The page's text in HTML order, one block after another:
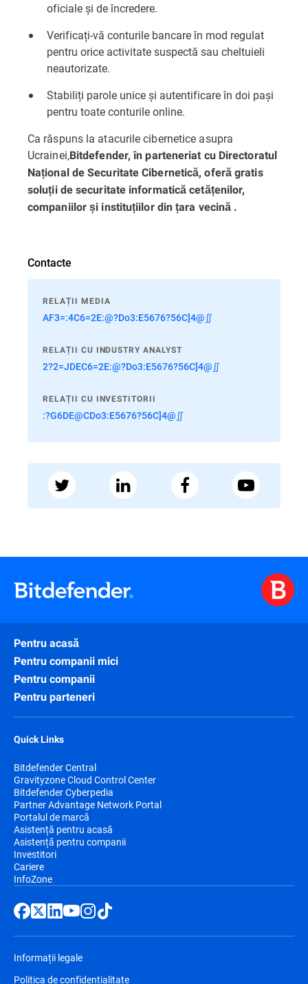
oficiale și de încredere.
Verificați-vă conturile bancare în mod regulat
pentru orice activitate suspectă sau cheltuieli
neautorizate.
Stabiliți parole unice și autentificare în doi pași
pentru toate conturile online.
Ca răspuns la atacurile cibernetice asupra
Ucrainei,Bitdefender, în parteneriat cu Directoratul
Național de Securitate Cibernetică, oferă gratis
soluții de securitate informatică cetățenilor,
companiilor și instituțiilor din țara vecină .
Contacte
RELAȚII MEDIA
AF3=:4C6=2E:@?Do3:E5676?56C]4@∬
RELAȚII CU INDUSTRY ANALYST
2?2=JDEC6=2E:@?Do3:E5676?56C]4@∬
RELAȚII CU INVESTITORII
:?G6DE@CDo3:E5676?56C]4@∬
Pentru acasă
Pentru companii mici
Pentru companii
Pentru parteneri
Quick Links
Bitdefender Central
Gravityzone Cloud Control Center
Bitdefender Cyberpedia
Partner Advantage Network Portal
Portalul de marcă
Asistență pentru acasă
Asistență pentru companii
Investitori
Cariere
InfoZone
Informații legale
Politica de confidențialitate